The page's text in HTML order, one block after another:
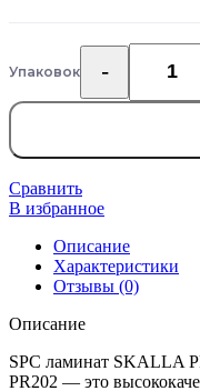
УпаковокКоличество
товара
SKALLA
PREMIUM
Дуб
(Oak
Melange)
PR202
Сравнить
В избранное
Описание
Характеристики
Отзывы (0)
Описание
SPC ламинат SKALLA
PR202 — это